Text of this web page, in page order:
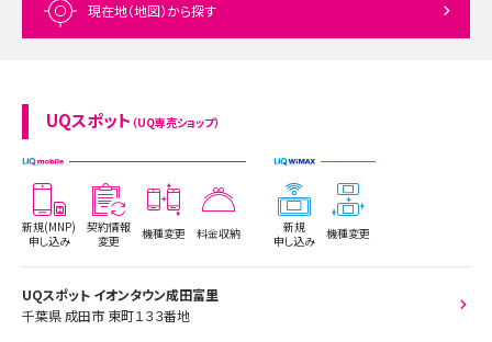
現在地（地図）から探す
UQスポット （UQ専売ショップ）
新規(MNP)
申し込み
契約情報
変更
機種変更 料金収納
新規
申し込み
機種変更
UQスポット イオンタウン成田富里
千葉県 成田市 東町１３３番地